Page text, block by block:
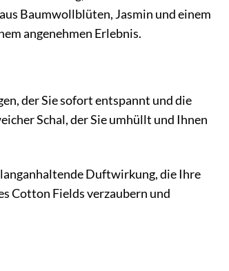
Baumwollblüten, Jasmin und einem
angenehmen Erlebnis.
der Sie sofort entspannt und die
Schal, der Sie umhüllt und Ihnen
Duftwirkung, die Ihre
Cotton Fields verzaubern und